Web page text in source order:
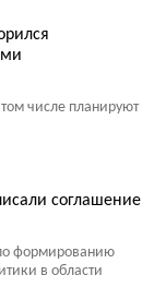
числе планируют
соглашение
формированию
в области